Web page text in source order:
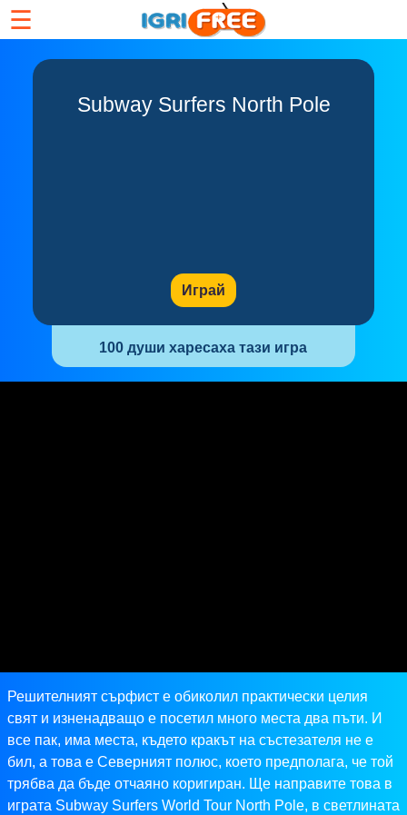
☰
Subway Surfers North Pole
Играй
100 души харесаха тази игра
Решителният сърфист е обиколил практически целия
свят и изненадващо е посетил много места два пъти. И
все пак, има места, където кракът на състезателя не е
бил, а това е Северният полюс, което предполага, че той
трябва да бъде отчаяно коригиран. Ще направите това в
играта Subway Surfers World Tour North Pole, в светлината